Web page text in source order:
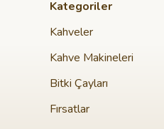
Kategoriler
Kahveler
Kahve Makineleri
Bitki Çayları
Fırsatlar